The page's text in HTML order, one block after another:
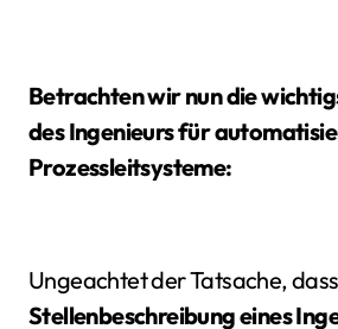
Betrachten wir nun die
des Ingenieurs für
Prozessleitsysteme:
Ungeachtet der Tatsache, dass
Stellenbeschreibung eines